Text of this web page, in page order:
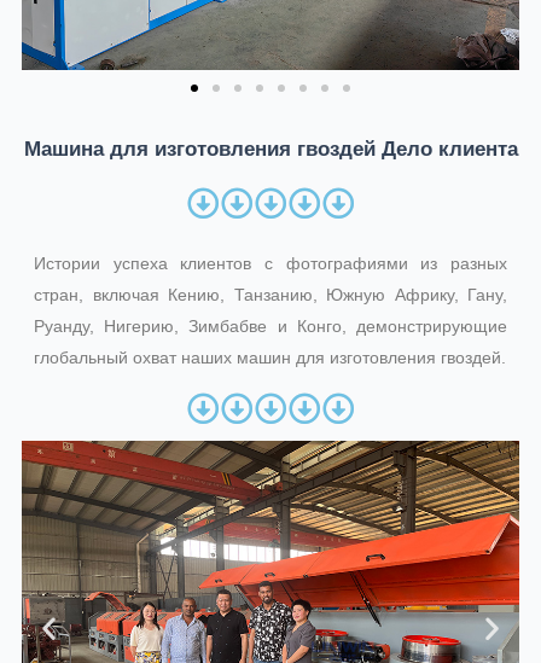
Машина для изготовления гвоздей Дело клиента
Истории успеха клиентов с фотографиями из разных
стран, включая Кению, Танзанию, Южную Африку, Гану,
Руанду, Нигерию, Зимбабве и Конго, демонстрирующие
глобальный охват наших машин для изготовления гвоздей.